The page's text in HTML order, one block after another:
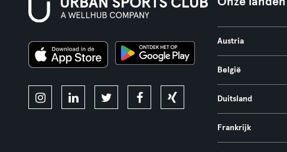
Austria
België
Duitsland
Frankrijk